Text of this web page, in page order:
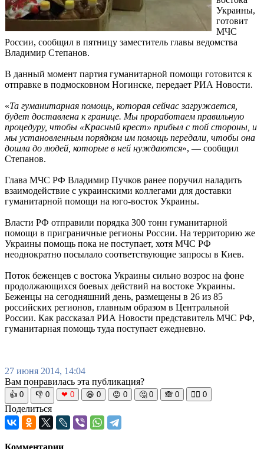
Украины,
готовит
МЧС
России, сообщил в пятницу заместитель главы ведомства
Владимир Степанов.
В данный момент партия гуманитарной помощи готовится к
отправке в подмосковном Ногинске, передает РИА Новости.
«Та гуманитарная помощь, которая сейчас загружается,
будет доставлена к границе. Мы проработаем правильную
процедуру, чтобы «Красный крест» прибыл с той стороны, и
мы установленным порядком им помощь передали, чтобы она
дошла до людей, которые в ней нуждаются», — сообщил
Степанов.
Глава МЧС РФ Владимир Пучков ранее поручил наладить
взаимодействие с украинскими коллегами для доставки
гуманитарной помощи на юго-восток Украины.
Власти РФ отправили порядка 300 тонн гуманитарной
помощи в приграничные регионы России. На территорию же
Украины помощь пока не поступает, хотя МЧС РФ
неоднократно посылало соответствующие запросы в Киев.
Поток беженцев с востока Украины сильно возрос на фоне
продолжающихся боевых действий на востоке Украины.
Беженцы на сегодняшний день, размещены в 26 из 85
российских регионов, главным образом в Центральной
России. Как рассказал РИА Новости представитель МЧС РФ,
гуманитарная помощь туда поступает ежедневно.
27 июня 2014, 14:04
Вам понравилась эта публикация?
👍 0 👎 0 ❤ 0 😆 0 😡 0 🤔 0 🙈 0 🧘‍♀️ 0
Поделиться
Комментарии